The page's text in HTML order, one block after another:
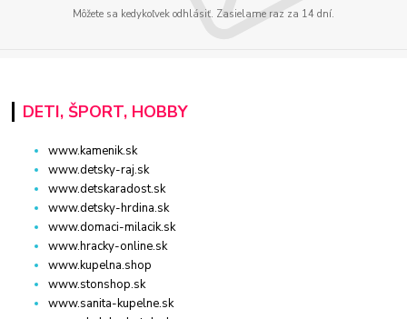
Môžete sa kedykoľvek odhlásiť. Zasielame raz za 14 dní.
DETI, ŠPORT, HOBBY
www.kamenik.sk
www.detsky-raj.sk
www.detskaradost.sk
www.detsky-hrdina.sk
www.domaci-milacik.sk
www.hracky-online.sk
www.kupelna.shop
www.stonshop.sk
www.sanita-kupelne.sk